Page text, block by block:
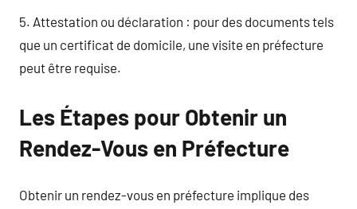
5. Attestation ou déclaration : pour des documents tels
que un certificat de domicile, une visite en préfecture
peut être requise.
Les Étapes pour Obtenir un
Rendez-Vous en Préfecture
Obtenir un rendez-vous en préfecture implique des